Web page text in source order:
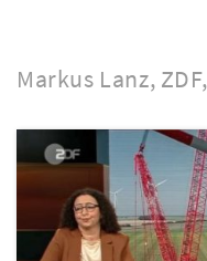
Markus Lanz,